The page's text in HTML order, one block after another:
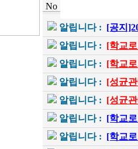
No
알립니다 : [공지
알립니다 : [학교
알립니다 : [학교
알립니다 : [성균
알립니다 : [성균
알립니다 : [학교
알립니다 : [학교